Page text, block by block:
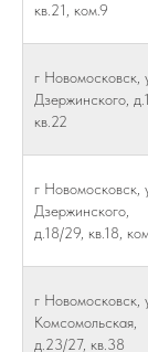
кв.21, ком.9
г Новомосковск,
Дзержинского,
кв.22
г Новомосковск,
Дзержинского,
д.18/29, кв.18,
г Новомосковск,
Комсомольская,
д.23/27, кв.38